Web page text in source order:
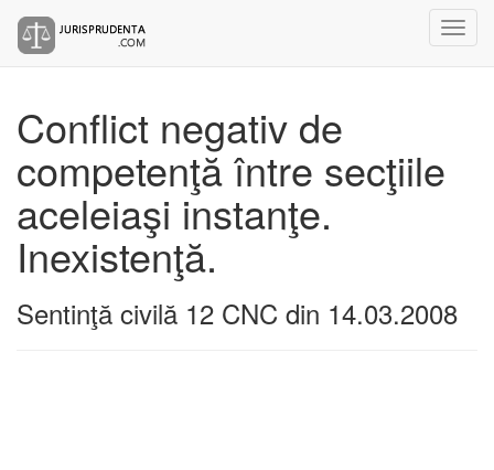
Conflict negativ de
competenţă între secţiile
aceleiaşi instanţe.
Inexistenţă.
Sentinţă civilă 12 CNC din 14.03.2008